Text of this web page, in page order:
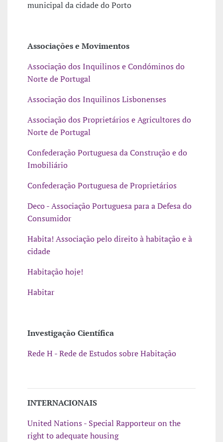
municipal da cidade do Porto
Associações e Movimentos
Associação dos Inquilinos e Condóminos do
Norte de Portugal
Associação dos Inquilinos Lisbonenses
Associação dos Proprietários e Agricultores do
Norte de Portugal
Confederação Portuguesa da Construção e do
Imobiliário
Confederação Portuguesa de Proprietários
Deco - Associação Portuguesa para a Defesa do
Consumidor
Habita! Associação pelo direito à habitação e à
cidade
Habitação hoje!
Habitar
Investigação Científica
Rede H - Rede de Estudos sobre Habitação
INTERNACIONAIS
United Nations - Special Rapporteur on the
right to adequate housing